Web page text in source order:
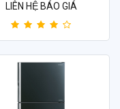
LIÊN HỆ BÁO GIÁ